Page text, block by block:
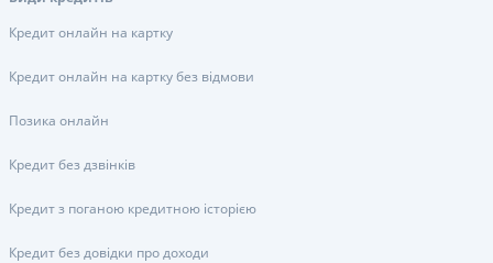
Кредит онлайн на картку
Кредит онлайн на картку без відмови
Позика онлайн
Кредит без дзвінків
Кредит з поганою кредитною історією
Кредит без довідки про доходи